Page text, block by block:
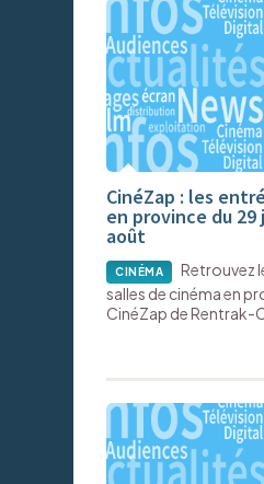
CinéZap : les
en province du
août
CINÉMA
Retrouvez
salles de cinéma en
CinéZap de Rentrak-